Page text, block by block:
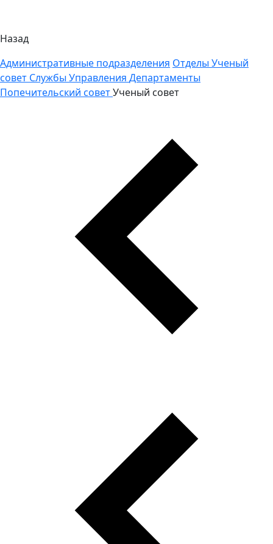
Назад
Административные подразделения Отделы Ученый
совет Службы Управления Департаменты
Попечительский советУченый совет